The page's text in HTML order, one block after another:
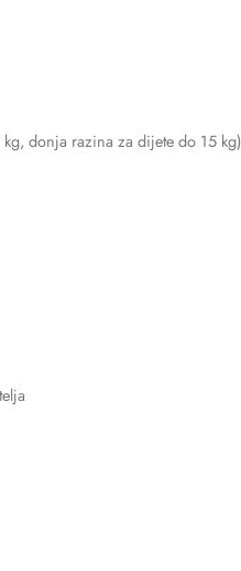
donja razina za dijete do 15 kg)